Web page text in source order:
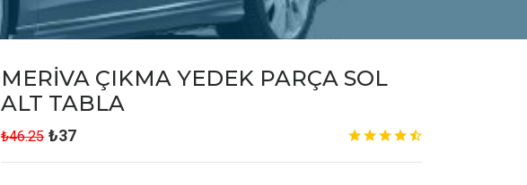
MERİVA ÇIKMA YEDEK PARÇA SOL
ALT TABLA
₺46.25 ₺37